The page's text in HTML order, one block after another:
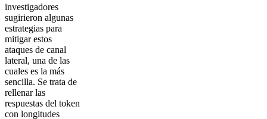
investigadores
sugirieron algunas
estrategias para
mitigar estos
ataques de canal
lateral, una de las
cuales es la más
sencilla. Se trata de
rellenar las
respuestas del token
con longitudes